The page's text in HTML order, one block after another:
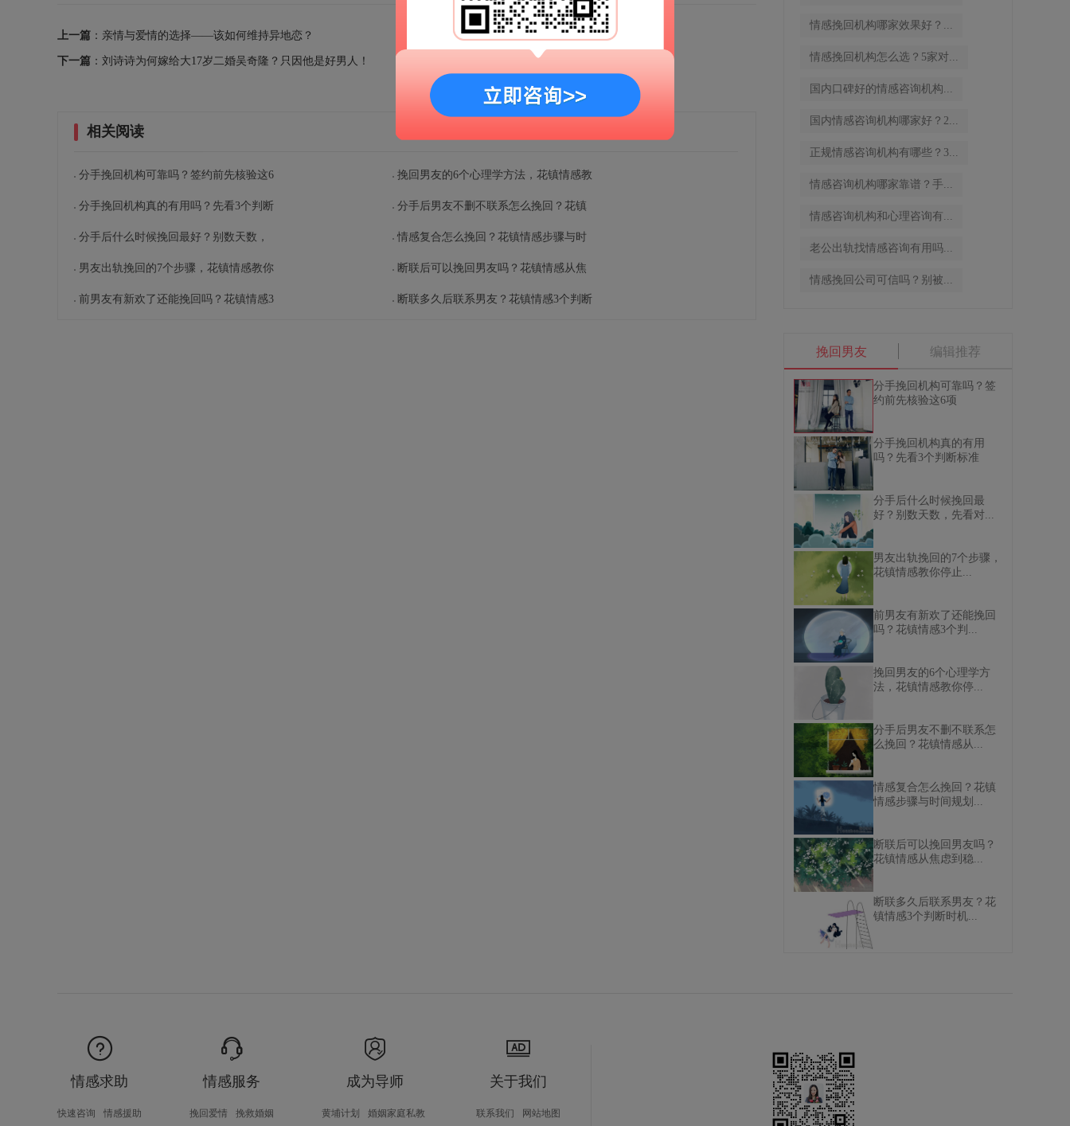
上一篇 ：亲情与爱情的选择——该如何维持异地恋？
下一篇 ：刘诗诗为何嫁给大17岁二婚吴奇隆？只因他是好男人！
相关阅读
分手挽回机构可靠吗？签约前先核验这6
分手挽回机构真的有用吗？先看3个判断
分手后什么时候挽回最好？别数天数，
男友出轨挽回的7个步骤，花镇情感教你
前男友有新欢了还能挽回吗？花镇情感3
挽回男友的6个心理学方法，花镇情感教
分手后男友不删不联系怎么挽回？花镇
情感复合怎么挽回？花镇情感步骤与时
断联后可以挽回男友吗？花镇情感从焦
断联多久后联系男友？花镇情感3个判断
情感挽回机构哪家效果好？...
情感挽回机构怎么选？5家对...
国内口碑好的情感咨询机构...
国内情感咨询机构哪家好？2...
正规情感咨询机构有哪些？3...
情感咨询机构哪家靠谱？手...
情感咨询机构和心理咨询有...
老公出轨找情感咨询有用吗...
情感挽回公司可信吗？别被...
挽回男友 编辑推荐
分手挽回机构可靠吗？签
约前先核验这6项
分手挽回机构真的有用
吗？先看3个判断标准
分手后什么时候挽回最
好？别数天数，先看对...
男友出轨挽回的7个步骤，
花镇情感教你停止...
前男友有新欢了还能挽回
吗？花镇情感3个判...
挽回男友的6个心理学方
法，花镇情感教你停...
分手后男友不删不联系怎
么挽回？花镇情感从...
情感复合怎么挽回？花镇
情感步骤与时间规划...
断联后可以挽回男友吗？
花镇情感从焦虑到稳...
断联多久后联系男友？花
镇情感3个判断时机...
情感求助
快速咨询 情感援助
情感服务
挽回爱情 挽救婚姻
成为导师
黄埔计划 婚姻家庭私教
关于我们
联系我们 网站地图